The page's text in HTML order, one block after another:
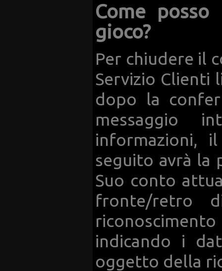
Come
gioco?
Per chiudere il
Servizio Clienti
dopo la
messaggio
informazioni,
seguito avrà la
Suo conto
fronte/retro
indicando i
oggetto della